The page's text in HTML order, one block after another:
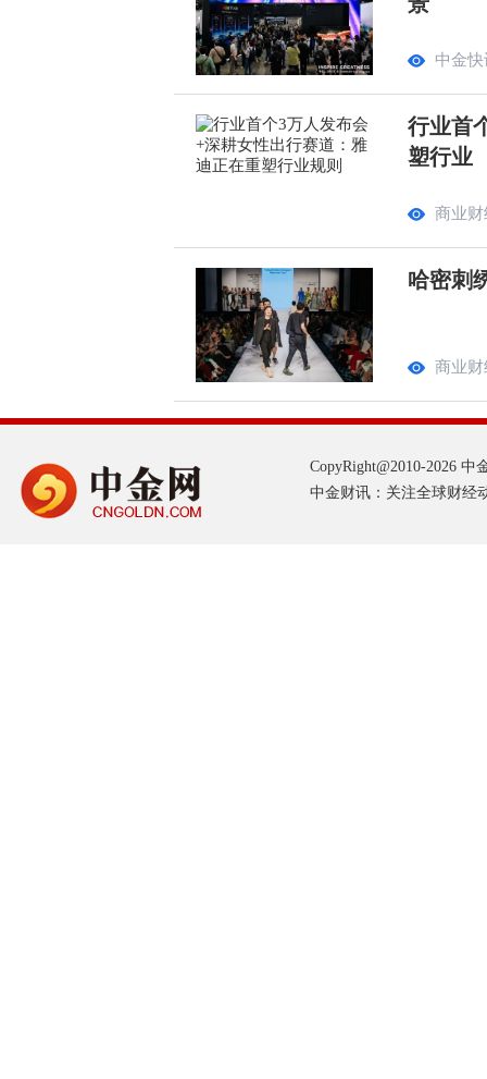
中金快
行业首
塑行业
商业财
哈密刺
商业财
CopyRight@2010-2026 中
中金财讯：关注全球财经